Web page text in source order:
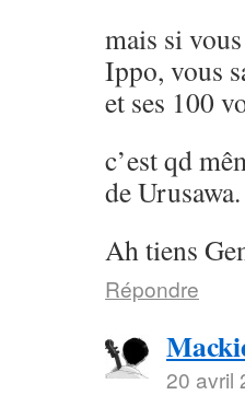
mais si
Ippo, vous
et ses 100
c’est qd
de
Ah tiens
Répondre
20 avril